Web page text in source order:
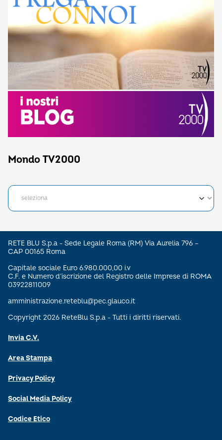
Mondo TV2000
RETE BLU S.p.a - Sede Legale Roma (RM) Via Aurelia 796 –
CAP 00165 Roma
Capitale sociale Euro 6.980.000,00 i.v
C.F. e Numero d’iscrizione del Registro delle Imprese di ROMA
03922811009
amministrazione.reteblu@pec.glauco.it
Copyright 2026 ReteBlu S.p.a - Tutti i diritti riservati.
Invia C.V.
Area Stampa
Privacy Policy
Social Media Policy
Codice Etico